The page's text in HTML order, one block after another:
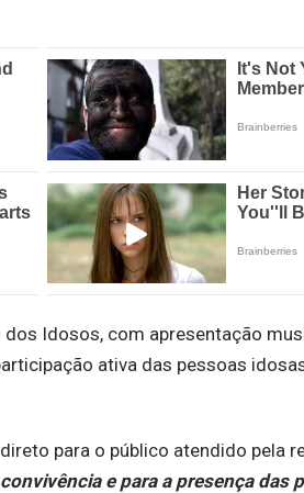
dos Idosos, com apresentação
ativa das pessoas
para o público atendido pela
e para a presença das